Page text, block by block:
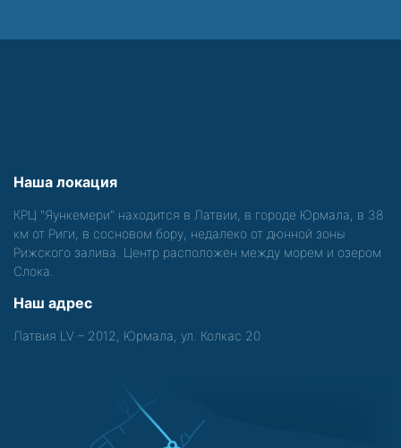
Наша локация
КРЦ "Яункемери" находится в Латвии, в городе Юрмала, в 38
км от Риги, в сосновом бору, недалеко от дюнной зоны
Рижского залива. Центр расположен между морем и озером
Слока.
Наш адрес
Латвия LV – 2012, Юрмала, ул. Колкас 20